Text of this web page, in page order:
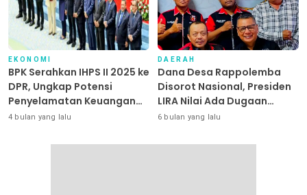
EKONOMI
BPK Serahkan IHPS II 2025 ke
DPR, Ungkap Potensi
Penyelamatan Keuangan
Negara Puluhan Triliun
4 bulan yang lalu
DAERAH
Dana Desa Rappolemba
Disorot Nasional, Presiden
LIRA Nilai Ada Dugaan
Abuse of Power
6 bulan yang lalu